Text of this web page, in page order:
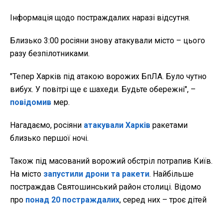
Інформація щодо постраждалих наразі відсутня.
Близько 3:00 росіяни знову атакували місто – цього
разу безпілотниками.
"Тепер Харків під атакою ворожих БпЛА. Було чутно
вибух. У повітрі ще є шахеди. Будьте обережні", –
повідомив мер.
Нагадаємо, росіяни атакували Харків ракетами
близько першої ночі.
Також під масований ворожий обстріл потрапив Київ.
На місто запустили дрони та ракети. Найбільше
постраждав Святошинський район столиці. Відомо
про понад 20 постраждалих, серед них – троє дітей